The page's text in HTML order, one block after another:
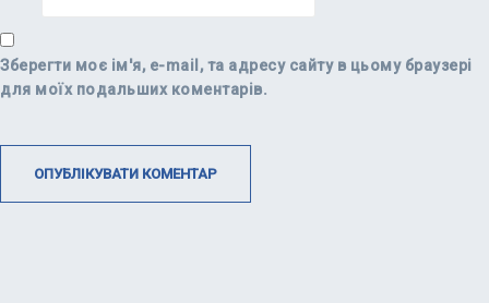
Зберегти моє ім'я, e-mail, та адресу сайту в цьому браузері
для моїх подальших коментарів.